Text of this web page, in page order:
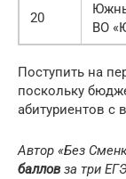
20
ВО
Поступить на
поскольку
абитуриентов с
Автор «Без
балловза три